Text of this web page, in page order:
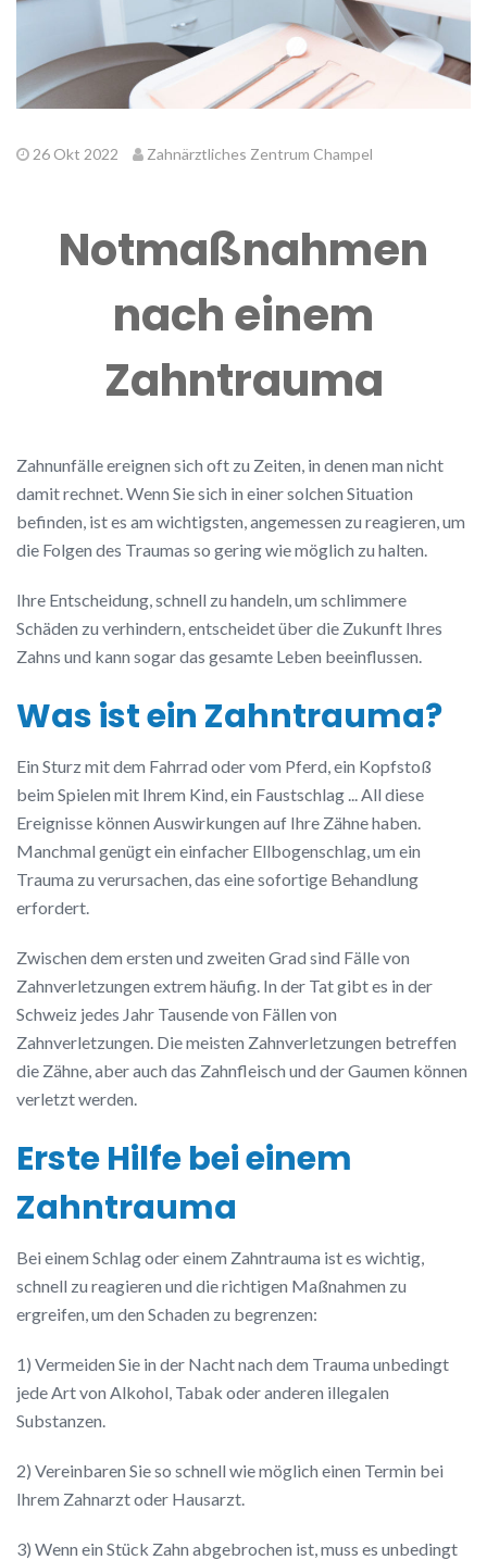
26 Okt 2022 Zahnärztliches Zentrum Champel
Notmaßnahmen
nach einem
Zahntrauma
Zahnunfälle ereignen sich oft zu Zeiten, in denen man nicht
damit rechnet. Wenn Sie sich in einer solchen Situation
befinden, ist es am wichtigsten, angemessen zu reagieren, um
die Folgen des Traumas so gering wie möglich zu halten.
Ihre Entscheidung, schnell zu handeln, um schlimmere
Schäden zu verhindern, entscheidet über die Zukunft Ihres
Zahns und kann sogar das gesamte Leben beeinflussen.
Was ist ein Zahntrauma?
Ein Sturz mit dem Fahrrad oder vom Pferd, ein Kopfstoß
beim Spielen mit Ihrem Kind, ein Faustschlag ... All diese
Ereignisse können Auswirkungen auf Ihre Zähne haben.
Manchmal genügt ein einfacher Ellbogenschlag, um ein
Trauma zu verursachen, das eine sofortige Behandlung
erfordert.
Zwischen dem ersten und zweiten Grad sind Fälle von
Zahnverletzungen extrem häufig. In der Tat gibt es in der
Schweiz jedes Jahr Tausende von Fällen von
Zahnverletzungen. Die meisten Zahnverletzungen betreffen
die Zähne, aber auch das Zahnfleisch und der Gaumen können
verletzt werden.
Erste Hilfe bei einem
Zahntrauma
Bei einem Schlag oder einem Zahntrauma ist es wichtig,
schnell zu reagieren und die richtigen Maßnahmen zu
ergreifen, um den Schaden zu begrenzen:
1) Vermeiden Sie in der Nacht nach dem Trauma unbedingt
jede Art von Alkohol, Tabak oder anderen illegalen
Substanzen.
2) Vereinbaren Sie so schnell wie möglich einen Termin bei
Ihrem Zahnarzt oder Hausarzt.
3) Wenn ein Stück Zahn abgebrochen ist, muss es unbedingt